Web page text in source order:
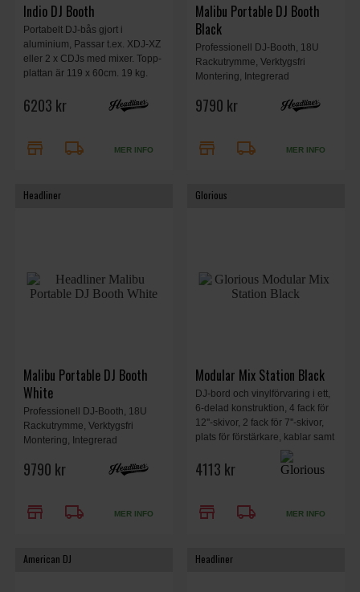
Indio DJ Booth
Portabelt DJ-bås gjort i
aluminium, Passar t.ex. XDJ-XZ
eller 2 x CDJs med mixer. Topp-
plattan är 119 x 60cm. 19 kg.
väska.
6203 kr
store local_shipping MER INFO
Malibu Portable DJ Booth
Black
Professionell DJ-Booth, 18U
Rackutrymme, Verktygsfri
Montering, Integrerad
Ingår, Vadderade
Svart.
9790 kr
store local_shipping MER INFO
Headliner
Malibu Portable DJ Booth
White
Professionell DJ-Booth, 18U
Rackutrymme, Verktygsfri
Montering, Integrerad
Ingår, Vadderade
Vit.
9790 kr
store local_shipping MER INFO
Glorious
Modular Mix Station Black
DJ-bord och vinylförvaring i ett,
6-delad konstruktion, 4 fack för
12''-skivor, 2 fack för 7''-skivor,
plats för förstärkare, kablar samt
ett stort utrymme för en DJ-setup
och en laptop. Svart. 480 x 910
4113 kr
store local_shipping MER INFO
American DJ Headliner